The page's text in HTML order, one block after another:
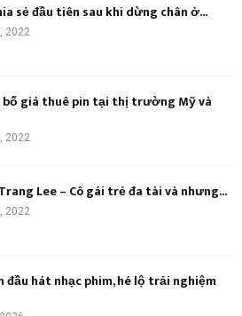
sẻ đầu tiên sau khi dừng chân ở...
2022
bố giá thuê pin tại thị trường Mỹ và
2022
Lee – Cô gái trẻ đa tài và nhưng...
2022
đầu hát nhạc phim, hé lộ trải nghiệm